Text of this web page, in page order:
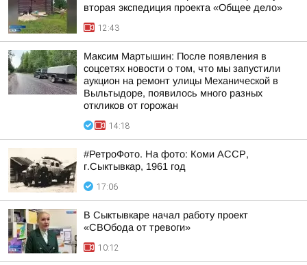
вторая экспедиция проекта «Общее дело»
12:43
Максим Мартышин: После появления в
соцсетях новости о том, что мы запустили
аукцион на ремонт улицы Механической в
Выльтыдоре, появилось много разных
откликов от горожан
14:18
#РетроФото. На фото: Коми АССР,
г.Сыктывкар, 1961 год
17:06
В Сыктывкаре начал работу проект
«СВОбода от тревоги»
10:12